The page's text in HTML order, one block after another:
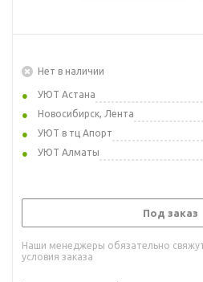
Нет в наличии
УЮТ Астана
Новосибирск, Лента
УЮТ в тц Апорт
УЮТ Алматы
Под заказ
Наши менеджеры обязательно
условия заказа